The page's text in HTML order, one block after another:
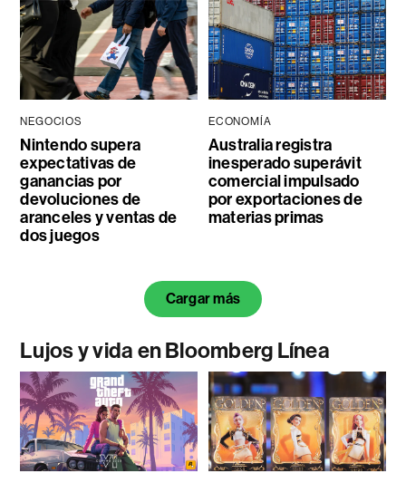
NEGOCIOS
Nintendo supera
expectativas de
ganancias por
devoluciones de
aranceles y ventas de
dos juegos
ECONOMÍA
Australia registra
inesperado superávit
comercial impulsado
por exportaciones de
materias primas
Cargar más
Lujos y vida en Bloomberg Línea